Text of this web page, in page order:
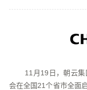
11月19日，朝云集
会在全国21个省市全面